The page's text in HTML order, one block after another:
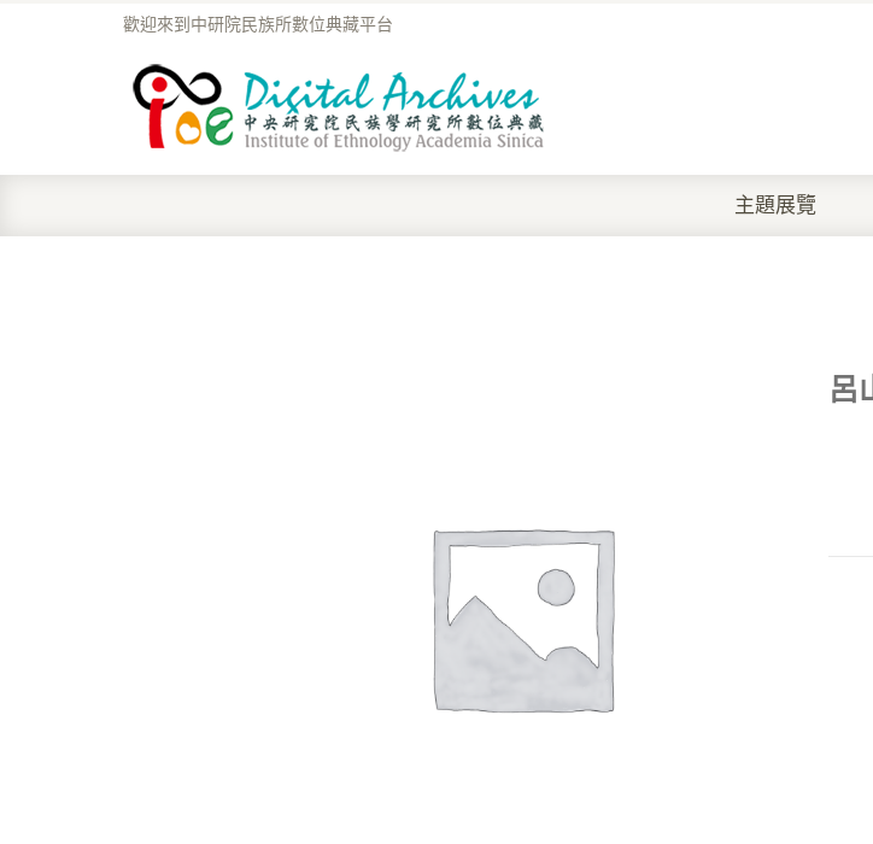
歡迎來到中研院民族所數位典藏平台
主題展覽
呂